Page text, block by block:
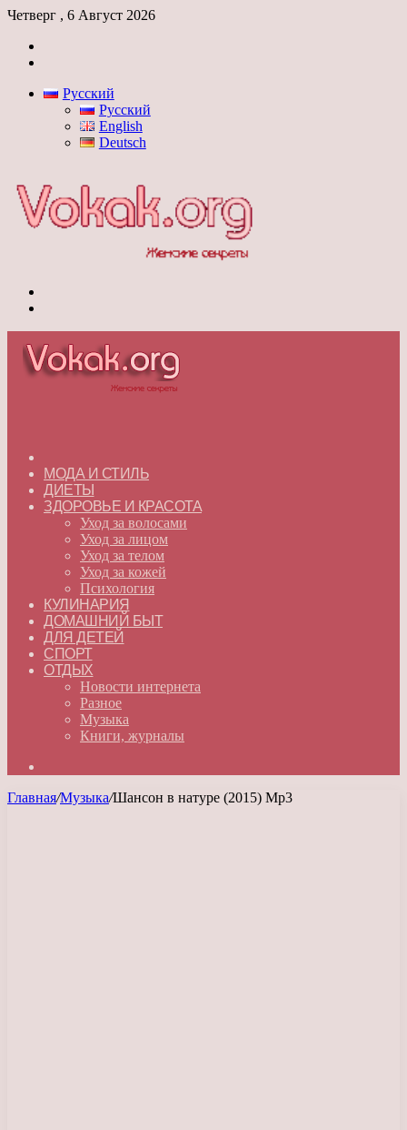
Четверг , 6 Август 2026
Русский
Русский
English
Deutsch
МОДА И СТИЛЬ
ДИЕТЫ
ЗДОРОВЬЕ И КРАСОТА
Уход за волосами
Уход за лицом
Уход за телом
Уход за кожей
Психология
КУЛИНАРИЯ
ДОМАШНИЙ БЫТ
ДЛЯ ДЕТЕЙ
СПОРТ
ОТДЫХ
Новости интернета
Разное
Музыка
Книги, журналы
Главная/Музыка/Шансон в натуре (2015) Mp3